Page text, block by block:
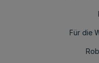
Für die